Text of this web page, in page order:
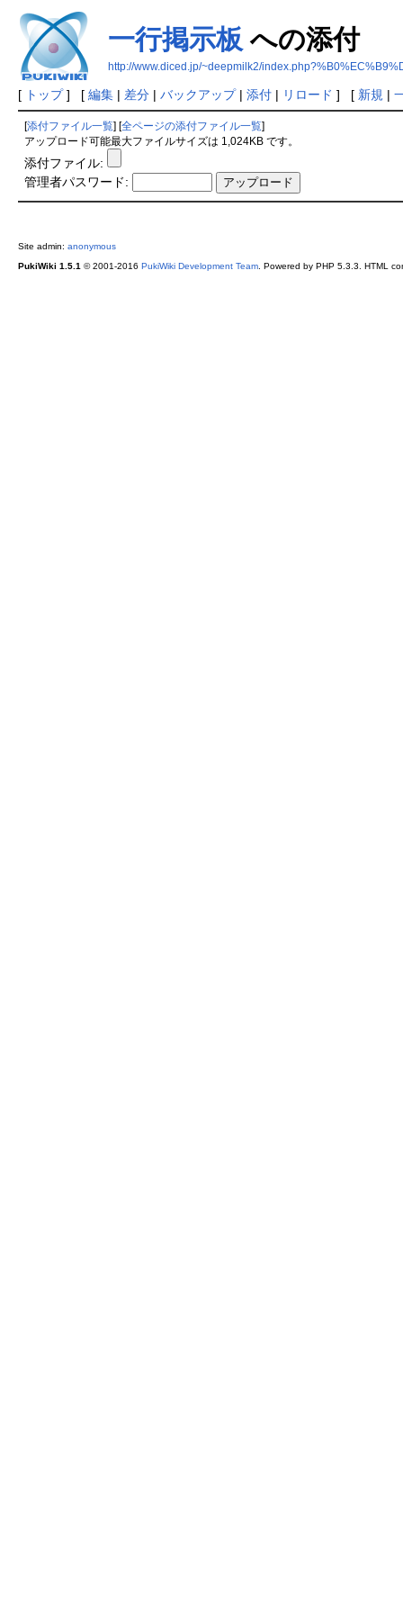
一行掲示板 への添付
http://www.diced.jp/~deepmilk2/
[ トップ] [ 編集| 差分| バックアップ| 添付| リロード ] [ 新規 |
添付ファイル一覧 全ページの添付ファイル一覧
アップロード可能最大ファイルサイズは 1,024KB です。
添付ファイル:
管理者パスワード:
Site admin: anonymous
PukiWiki 1.5.1 © 2001-2016 PukiWiki Development Team. Powered by PHP 5.3.3. HTML